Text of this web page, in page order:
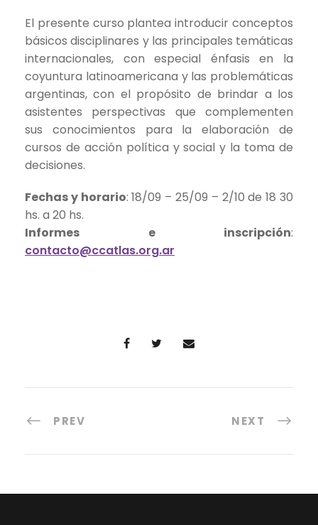
El presente curso plantea introducir conceptos
básicos disciplinares y las principales temáticas
internacionales, con especial énfasis en la
coyuntura latinoamericana y las problemáticas
argentinas, con el propósito de brindar a los
asistentes perspectivas que complementen
sus conocimientos para la elaboración de
cursos de acción política y social y la toma de
decisiones.
Fechas y horario: 18/09 – 25/09 – 2/10 de 18 30
hs. a 20 hs.
Informes e inscripción:
contacto@ccatlas.org.ar
PREV NEXT